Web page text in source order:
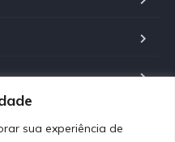
sua experiência de